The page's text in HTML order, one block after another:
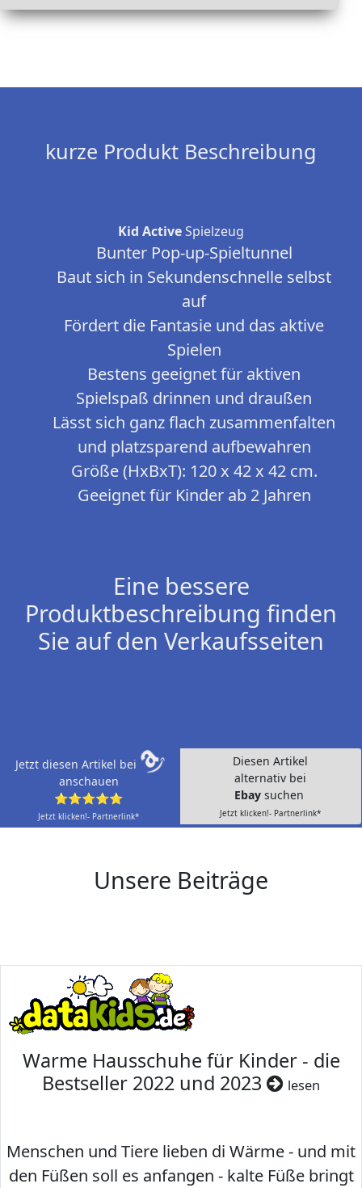
kurze Produkt Beschreibung
Kid ActiveSpielzeug
Bunter Pop-up-Spieltunnel
Baut sich in Sekundenschnelle selbst
auf
Fördert die Fantasie und das aktive
Spielen
Bestens geeignet für aktiven
Spielspaß drinnen und draußen
Lässt sich ganz flach zusammenfalten
und platzsparend aufbewahren
Größe (HxBxT): 120 x 42 x 42 cm.
Geeignet für Kinder ab 2 Jahren
Eine bessere
Produktbeschreibung finden
Sie auf den Verkaufsseiten
Jetzt diesen Artikel bei
anschauen
⭐⭐⭐⭐⭐
Jetzt klicken!- Partnerlink*
Diesen Artikel
alternativ bei
Ebay suchen
Jetzt klicken!- Partnerlink*
Unsere Beiträge
Warme Hausschuhe für Kinder - die
Bestseller 2022 und 2023
lesen
Menschen und Tiere lieben di Wärme - und mit
den Füßen soll es anfangen - kalte Füße bringt